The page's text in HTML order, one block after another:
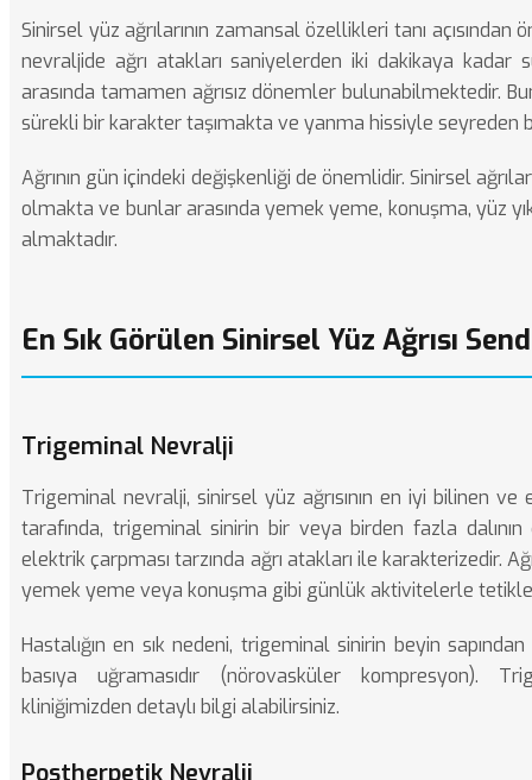
Sinirsel yüz ağrılarının zamansal özellikleri tanı
nevraljide ağrı atakları saniyelerden iki dakikaya kadar
arasında tamamen ağrısız dönemler bulunabilmektedir.
sürekli bir karakter taşımakta ve yanma hissiyle seyreden
Ağrının gün içindeki değişkenliği de önemlidir. Sinirsel
olmakta ve bunlar arasında yemek yeme, konuşma, yüz
almaktadır.
En Sık Görülen Sinirsel Yüz Ağrısı
Trigeminal Nevralji
Trigeminal nevralji, sinirsel yüz ağrısının en iyi bilinen ve
tarafında, trigeminal sinirin bir veya birden fazla dalının
elektrik çarpması tarzında ağrı atakları ile karakterizedir.
yemek yeme veya konuşma gibi günlük aktivitelerle
Hastalığın en sık nedeni, trigeminal sinirin beyin
basıya uğramasıdır (nörovasküler kompresyon).
kliniğimizden detaylı bilgi alabilirsiniz.
Postherpetik Nevralji